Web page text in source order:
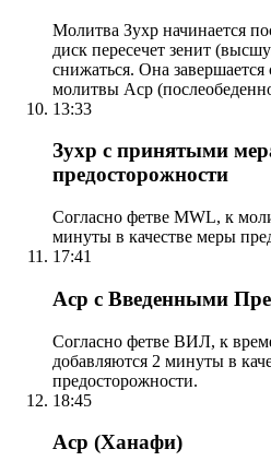
Молитва Зухр начинается
диск пересечет зенит
снижаться. Она
молитвы Аср
13:33
Зухр с принятыми
предосторожности
Согласно фетве MWL, к
минуты в качестве меры
17:41
Аср с Введенными
Согласно фетве ВИЛ, к
добавляются 2 минуты в
предосторожности.
18:45
Аср (Ханафи)